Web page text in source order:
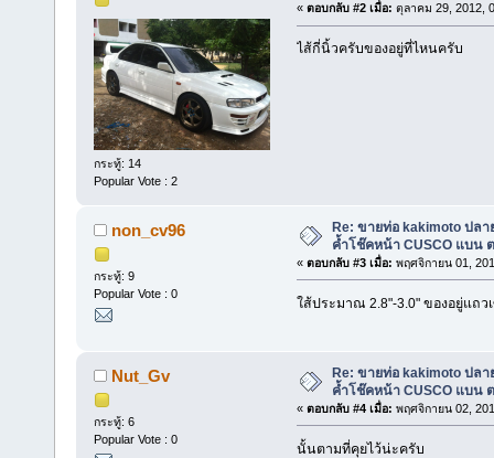
กระทู้: 14
Popular Vote : 2
« ตอบกลับ #2 เมื่อ: ตุลาคม 29, 2012,
ไส้กี่นิ้วครับของอยู่ที่ไหนครับ
non_cv96
กระทู้: 9
Popular Vote : 0
Re: ขายท่อ kakimoto ปลา
ค้ำโช๊คหน้า CUSCO แบน
« ตอบกลับ #3 เมื่อ: พฤศจิกายน 01,
ใส้ประมาณ 2.8"-3.0" ของอยู่แถว
Nut_Gv
กระทู้: 6
Popular Vote : 0
Re: ขายท่อ kakimoto ปลา
ค้ำโช๊คหน้า CUSCO แบน
« ตอบกลับ #4 เมื่อ: พฤศจิกายน 02,
นั้นตามที่คุยไว้น่ะครับ